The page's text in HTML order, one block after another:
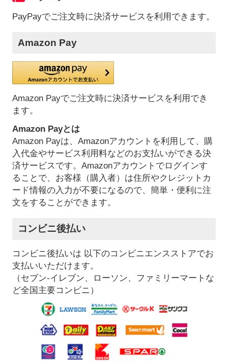
PayPayでご注文時に決済サービスを利用できます。
Amazon Pay
Amazon Payでご注文時に決済サービスを利用でき
ます。
Amazon Payとは
Amazon Payは、Amazonアカウントを利用して、購
入代金やサービス利用料などのお支払いができる決
済サービスです。Amazonアカウントでログインす
ることで、お客様（購入者）は住所やクレジットカ
ード情報の入力が不要になるので、簡単・便利に注
文をすることができます。
コンビニ後払い
コンビニ後払いは 以下のコンビニエンスストアでお
支払いいただけます。
（セブン-イレブン、ローソン、ファミリーマートな
ど全国主要コンビニ）